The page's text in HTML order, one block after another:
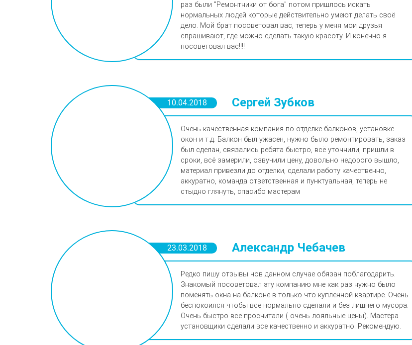
раз были "Ремонтники от бога" потом пришлось искать
нормальных людей которые действительно умеют делать своё
дело. Мой брат посоветовал вас, теперь у меня мои друзья
спрашивают, где можно сделать такую красоту. И конечно я
посоветовал вас!!!!
10.04.2018 Сергей Зубков
Очень качественная компания по отделке балконов, установке
окон и т.д. Балкон был ужасен, нужно было ремонтировать, заказ
был сделан, связались ребята быстро, всё уточнили, пришли в
сроки, всё замерили, озвучили цену, довольно недорого вышло,
материал привезли до отделки, сделали работу качественно,
аккуратно, команда ответственная и пунктуальная, теперь не
стыдно глянуть, спасибо мастерам
23.03.2018 Александр Чебачев
Редко пишу отзывы нов данном случае обязан поблагодарить.
Знакомый посоветовал эту компанию мне как раз нужно было
поменять окна на балконе в только что купленной квартире. Очень
беспокоился чтобы все нормально сделали и без лишнего мусора.
Очень быстро все просчитали ( очень лояльные цены). Мастера
установщики сделали все качественно и аккуратно. Рекомендую.